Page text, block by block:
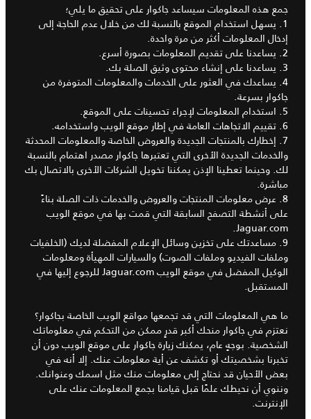
جمع هذه المعلومات سيساعد جاكوار على تحقيق ما يلي؛
1. يسهل استخدام الموقع بالنسبة لك من خلال عدم الحاجة إلى
إدخال المعلومات أكثر من مرة واحدة.
2. يساعدنا على تقديم المعلومات بصورة أسرع.
3. يساعدنا على إنشاء محتوى وثيق الصلة بك.
4. يساعدك في العثور على الخدمات والمعلومات المتوفرة من
جاكوار بسرعة.
5. استخدام المعلومات لإجراء تحسينات على الموقع.
6. تقييم الاتجاهات العامة في إطار موقع الويب واستخدامه.
7. إخطارك بالمنتجات الجديدة والعروض الخاصة والمعلومات المحدثة
والخدمات الجديدة الأخرى التي تعتبرها جاكوار مصدر اهتمام بالنسبة
لك. وحينما تعطينا الإذن يمكننا تخويل الشركات الأخرى بالاتصال بك
مباشرة.
8. عرض معلومات المنتجات والعروض والخدمات ذات الصلة بناءً
على أنشطة التصفح السابقة التي قمت بها في موقع الويب
Jaguar.com.
9. مساعدتك على تخزين وسائل الإعلام المفضلة لديك (الخلفيات
وملفات الفيديو وملفات الصوت) والسيارات المهيأة ومعلومات
الوكيل المفضل في موقع الويب Jaguar.com للرجوع إليها في
المستقبل.
ما هي المعلومات التي قد تجمعها مواقع الويب الخاصة بجاكوار؟
نعتزم في جاكوار منحك أكبر قدرٍ ممكن من التحكم في معلوماتك
الشخصية. بوجهٍ عام، يمكنك زيارة جاكوار على موقع الويب دون أن
تخبرنا بشخصيتك أو تكشف عن أية معلومات عنك. إلا أنه في
بعض الأحيان قد نحتاج إلى معلومات منك مثل اسمك وعنوانك.
وننوي أن نحيطك علمًا قبل قيامنا بجمع المعلومات عنك على
الإنترنت.